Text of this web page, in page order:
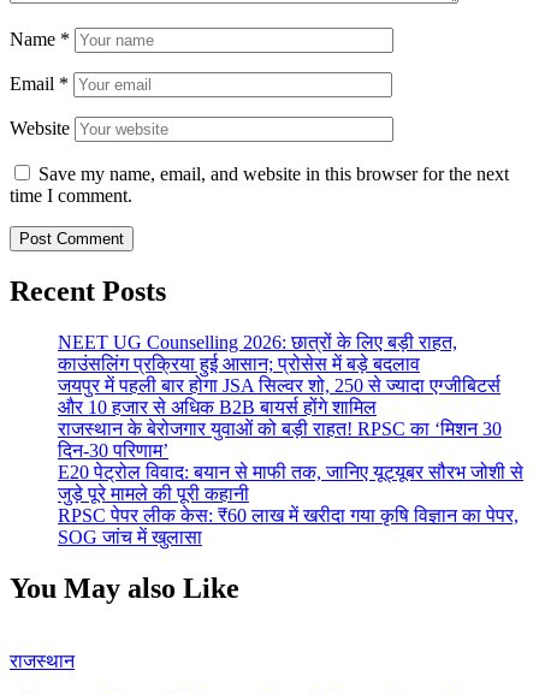
Name *
Email *
Website
Save my name, email, and website in this browser for the next
time I comment.
Recent Posts
NEET UG Counselling 2026: छात्रों के लिए बड़ी राहत,
काउंसलिंग प्रक्रिया हुई आसान; प्रोसेस में बड़े बदलाव
जयपुर में पहली बार होगा JSA सिल्वर शो, 250 से ज्यादा एग्जीबिटर्स
और 10 हजार से अधिक B2B बायर्स होंगे शामिल
राजस्थान के बेरोजगार युवाओं को बड़ी राहत! RPSC का ‘मिशन 30
दिन-30 परिणाम’
E20 पेट्रोल विवाद: बयान से माफी तक, जानिए यूट्यूबर सौरभ जोशी से
जुड़े पूरे मामले की पूरी कहानी
RPSC पेपर लीक केस: ₹60 लाख में खरीदा गया कृषि विज्ञान का पेपर,
SOG जांच में खुलासा
You May also Like
राजस्थान